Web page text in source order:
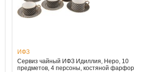
ИФЗ
Сервиз чайный ИФЗ Идиллия, Неро, 10
предметов, 4 персоны, костяной фарфор